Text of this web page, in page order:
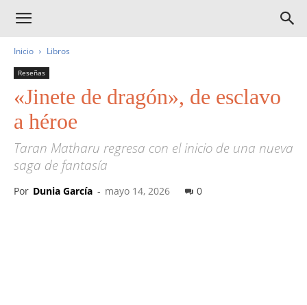
Inicio Libros
Reseñas
«Jinete de dragón», de esclavo
a héroe
Taran Matharu regresa con el inicio de una nueva
saga de fantasía
Por Dunia García - mayo 14, 2026 0